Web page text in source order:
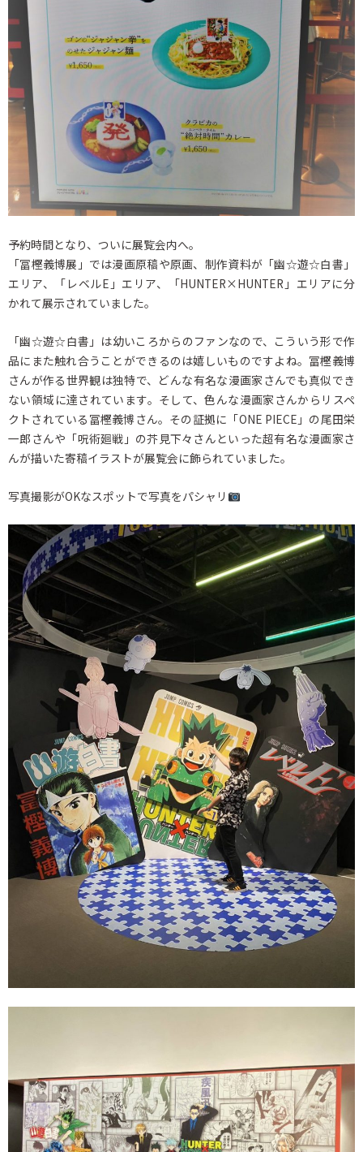
予約時間となり、ついに展覧会内へ。
「冨樫義博展」では漫画原稿や原画、制作資料が「幽☆遊☆白書」
エリア、「レベルE」エリア、「HUNTER×HUNTER」エリアに分
かれて展示されていました。
「幽☆遊☆白書」は幼いころからのファンなので、こういう形で作
品にまた触れ合うことができるのは嬉しいものですよね。冨樫義博
さんが作る世界観は独特で、どんな有名な漫画家さんでも真似でき
ない領域に達されています。そして、色んな漫画家さんからリスペ
クトされている冨樫義博さん。その証拠に「ONE PIECE」の尾田栄
一郎さんや「呪術廻戦」の芥見下々さんといった超有名な漫画家さ
んが描いた寄稿イラストが展覧会に飾られていました。
写真撮影がOKなスポットで写真をパシャリ